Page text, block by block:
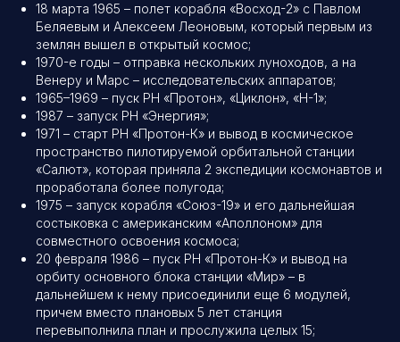
18 марта 1965 – полет корабля «Восход-2» с Павлом
Беляевым и Алексеем Леоновым, который первым из
землян вышел в открытый космос;
1970-е годы – отправка нескольких луноходов, а на
Венеру и Марс – исследовательских аппаратов;
1965–1969 – пуск РН «Протон», «Циклон», «Н-1»;
1987 – запуск РН «Энергия»;
1971 – старт РН «Протон-К» и вывод в космическое
пространство пилотируемой орбитальной станции
«Салют», которая приняла 2 экспедиции космонавтов и
проработала более полугода;
1975 – запуск корабля «Союз-19» и его дальнейшая
состыковка с американским «Аполлоном» для
совместного освоения космоса;
20 февраля 1986 – пуск РН «Протон-К» и вывод на
орбиту основного блока станции «Мир» – в
дальнейшем к нему присоединили еще 6 модулей,
причем вместо плановых 5 лет станция
перевыполнила план и прослужила целых 15;